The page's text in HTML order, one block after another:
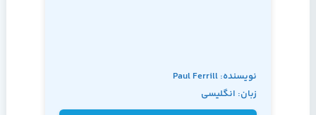
نویسنده: Paul Ferrill
زبان: انگلیسی